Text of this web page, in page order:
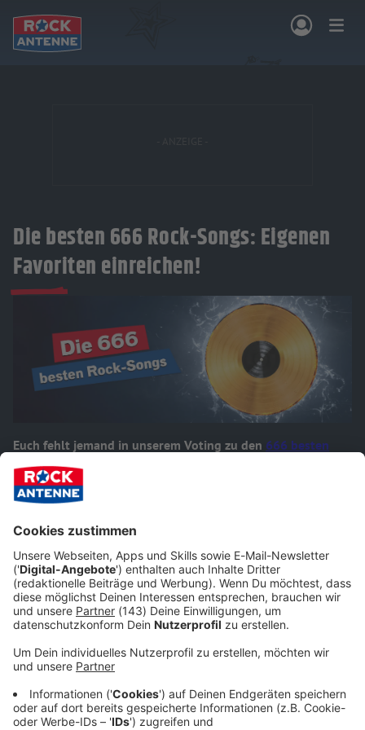
Die besten 666 Rock-Songs: Eigenen
Favoriten einreichen!
Euch fehlt jemand in unserem Voting zu den 666 besten
Rock-Songs
Rock-Song hier mit an und gebt ihm so eure Stimme!
Das könnte euch auch interessieren: